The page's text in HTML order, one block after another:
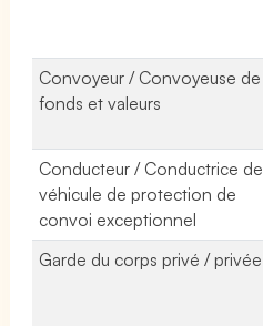
Convoyeur / Convoyeuse de
fonds et valeurs
Conducteur / Conductrice de
véhicule de protection de
convoi exceptionnel
Garde du corps privé / privée